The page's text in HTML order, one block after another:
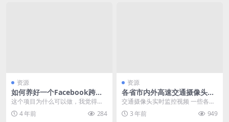
资源
如何养好一个Facebook跨境
电商账号
这个项目为什么可以做，我觉得有
两点，第一，这个肯定是有一定的
门槛。第二，正因为有...
4 年前 284
资源
各省市内外高速交通摄像头实
时监控视频 假期实时路况
交通摄像头实时监控视频 一些各省
市内外高速交通摄像头实时监控视
频在线观看地址，假...
3 年前 949